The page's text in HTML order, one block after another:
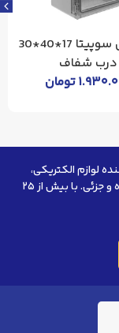
تابلو برق سوپیتا 17*40*30
درب شفاف
تومان
لوازم الکتریکی،
روشنایی و ملزومات برق ساختمان به صورت عمده و جزئی. با بیش از ۲۵